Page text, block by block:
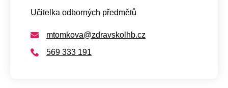
Učitelka odborných předmětů
mtomkova@zdravskolhb.cz
569 333 191